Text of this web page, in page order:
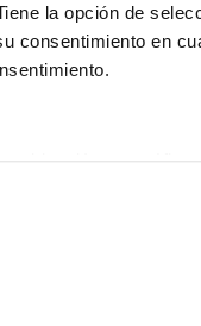
la opción de
consentimiento en
activamente
se procesan sus